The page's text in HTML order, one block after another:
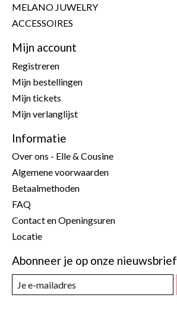
MELANO JUWELRY
ACCESSOIRES
Mijn account
Registreren
Mijn bestellingen
Mijn tickets
Mijn verlanglijst
Informatie
Over ons - Elle & Cousine
Algemene voorwaarden
Betaalmethoden
FAQ
Contact en Openingsuren
Locatie
Abonneer je op onze nieuwsbrief